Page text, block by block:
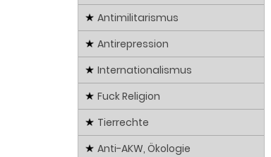
Antimilitarismus
Antirepression
Internationalismus
Fuck Religion
Tierrechte
Anti-AKW, Ökologie